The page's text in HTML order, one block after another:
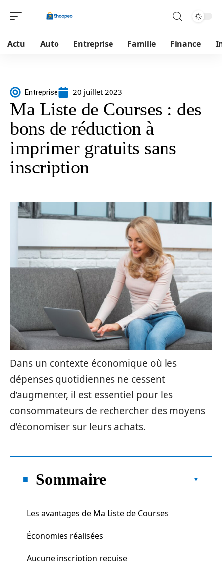
Actu Auto Entreprise Famille Finance
Entreprise 20 juillet 2023
Ma Liste de Courses : des
bons de réduction à
imprimer gratuits sans
inscription
Dans un contexte économique où les
dépenses quotidiennes ne cessent
d’augmenter, il est essentiel pour les
consommateurs de rechercher des moyens
d’économiser sur leurs achats.
Sommaire
Les avantages de Ma Liste de Courses
Économies réalisées
Aucune inscription requise